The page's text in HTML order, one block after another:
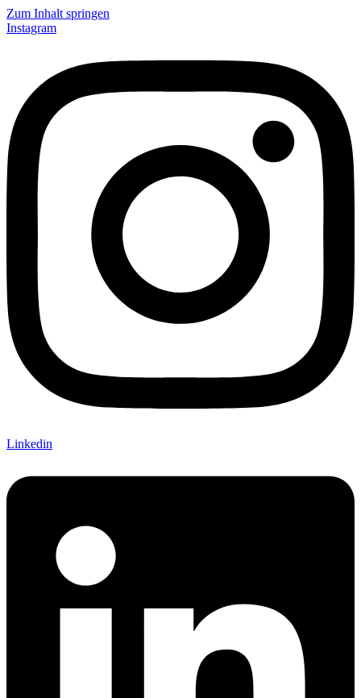
Zum Inhalt springen
Instagram
Linkedin